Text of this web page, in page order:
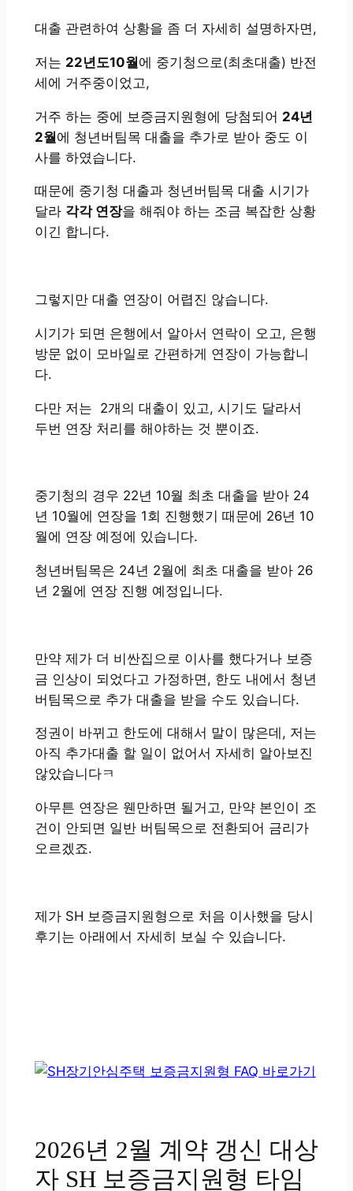
대출 관련하여 상황을 좀 더 자세히 설명하자면,
저는 22년도10월에 중기청으로(최초대출) 반전
세에 거주중이었고,
거주 하는 중에 보증금지원형에 당첨되어 24년
2월에 청년버팀목 대출을 추가로 받아 중도 이
사를 하였습니다.
때문에 중기청 대출과 청년버팀목 대출 시기가
달라 각각 연장을 해줘야 하는 조금 복잡한 상황
이긴 합니다.
그렇지만 대출 연장이 어렵진 않습니다.
시기가 되면 은행에서 알아서 연락이 오고, 은행
방문 없이 모바일로 간편하게 연장이 가능합니
다.
다만 저는 2개의 대출이 있고, 시기도 달라서
두번 연장 처리를 해야하는 것 뿐이죠.
중기청의 경우 22년 10월 최초 대출을 받아 24
년 10월에 연장을 1회 진행했기 때문에 26년 10
월에 연장 예정에 있습니다.
청년버팀목은 24년 2월에 최초 대출을 받아 26
년 2월에 연장 진행 예정입니다.
만약 제가 더 비싼집으로 이사를 했다거나 보증
금 인상이 되었다고 가정하면, 한도 내에서 청년
버팀목으로 추가 대출을 받을 수도 있습니다.
정권이 바뀌고 한도에 대해서 말이 많은데, 저는
아직 추가대출 할 일이 없어서 자세히 알아보진
않았습니다ㅋ
아무튼 연장은 웬만하면 될거고, 만약 본인이 조
건이 안되면 일반 버팀목으로 전환되어 금리가
오르겠죠.
제가 SH 보증금지원형으로 처음 이사했을 당시
후기는 아래에서 자세히 보실 수 있습니다.
2026년 2월 계약 갱신 대상
자 SH 보증금지원형 타임